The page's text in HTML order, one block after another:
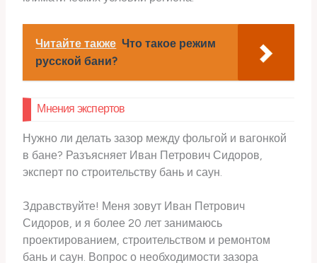
Читайте также Что такое режим
русской бани?
Мнения экспертов
Нужно ли делать зазор между фольгой и вагонкой
в бане? Разъясняет Иван Петрович Сидоров,
эксперт по строительству бань и саун.
Здравствуйте! Меня зовут Иван Петрович
Сидоров, и я более 20 лет занимаюсь
проектированием, строительством и ремонтом
бань и саун. Вопрос о необходимости зазора